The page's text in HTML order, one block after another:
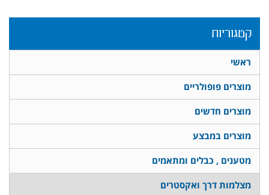
קטגוריות
ראשי
מוצרים פופולריים
מוצרים חדשים
מוצרים במבצע
מטענים , כבלים ומתאמים
מצלמות דרך ואקסטרים